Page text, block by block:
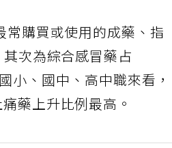
購買或使用的成藥、指
次為綜合感冒藥占
小、國中、高中職來看，
藥上升比例最高。